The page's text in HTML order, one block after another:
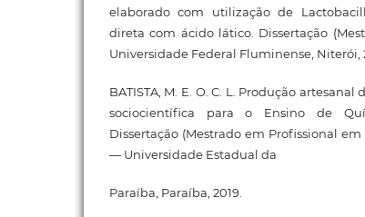
elaborado com utilização de
direta com ácido lático. Dissertação
Universidade Federal Fluminense, Niterói,
BATISTA, M. E. O. C. L. Produção
sociocientífica para o Ensino de
Dissertação (Mestrado em Profissional
— Universidade Estadual da
Paraíba, Paraíba, 2019.